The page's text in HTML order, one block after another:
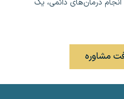
درمان‌های دائمی، یک
مشاوره